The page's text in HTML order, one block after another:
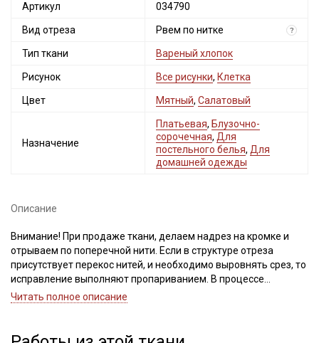
Артикул 034790
Вид отреза Рвем по нитке ?
Тип ткани Вареный хлопок
Рисунок Все рисунки, Клетка
Цвет Мятный, Салатовый
Назначение
Платьевая, Блузочно-
сорочечная, Для
постельного белья, Для
домашней одежды
Описание
Внимание! При продаже ткани, делаем надрез на кромке и
отрываем по поперечной нити. Если в структуре отреза
присутствует перекос нитей, и необходимо выровнять срез, то
исправление выполняют пропариванием. В процессе
пропаривания нити основы и утка расправляют, аккуратно
это приведет к искажению края детали и изделия после
Читать полное описание